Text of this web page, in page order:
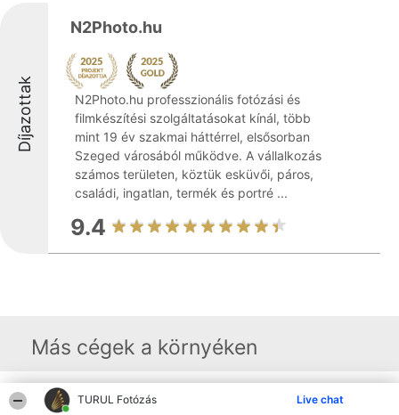
TURUL Fotózás Live chat
Díjazottak
N2Photo.hu
N2Photo.hu professzionális fotózási és
filmkészítési szolgáltatásokat kínál, több
mint 19 év szakmai háttérrel, elsősorban
Szeged városából működve. A vállalkozás
számos területen, köztük esküvői, páros,
családi, ingatlan, termék és portré ...
9.4
Más cégek a környéken
Rangsorszervező Elérhetőség